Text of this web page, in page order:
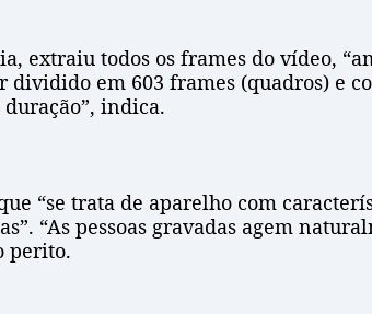
extraiu todos os frames do vídeo,
dividido em 603 frames (quadros) e
indica.
“se trata de aparelho com
“As pessoas gravadas agem
perito.